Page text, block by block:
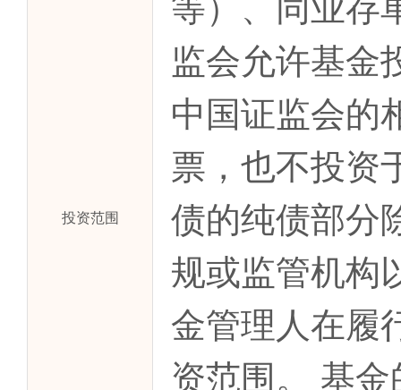
投资范围
监会允许基金
中国证监会的
票，也不投资
债的纯债部分
规或监管机构
金管理人在履
资范围。 基